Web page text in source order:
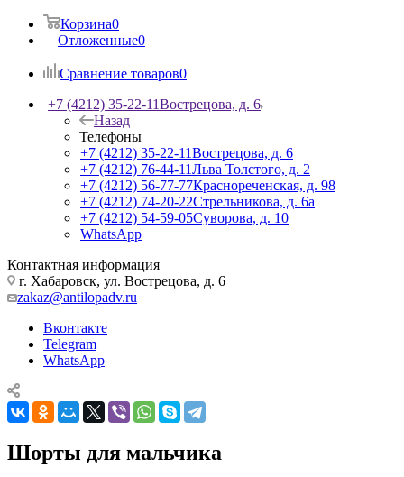
Корзина0
Отложенные0
Сравнение товаров0
+7 (4212) 35-22-11Вострецова, д. 6
Назад
Телефоны
+7 (4212) 35-22-11Вострецова, д. 6
+7 (4212) 76-44-11Льва Толстого, д. 2
+7 (4212) 56-77-77Краснореченская, д. 98
+7 (4212) 74-20-22Стрельникова, д. 6а
+7 (4212) 54-59-05Суворова, д. 10
WhatsApp
Контактная информация
г. Хабаровск, ул. Вострецова, д. 6
zakaz@antilopadv.ru
Вконтакте
Telegram
WhatsApp
Шорты для мальчика